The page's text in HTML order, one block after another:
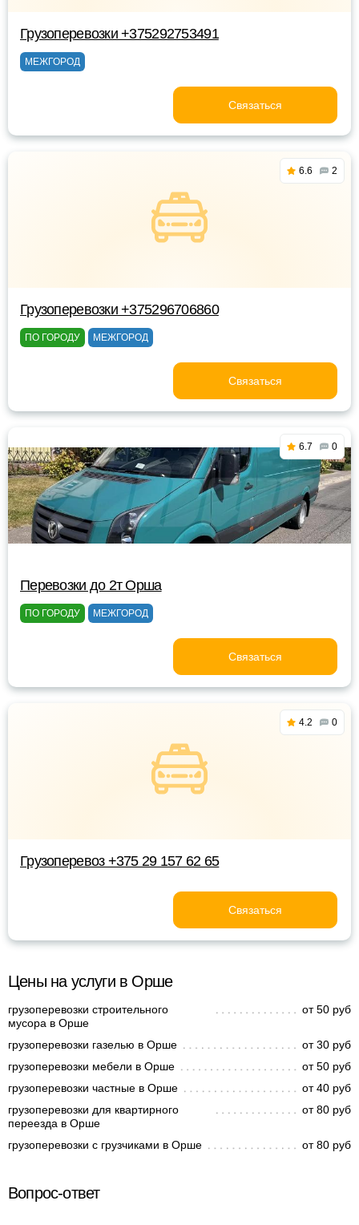
Грузоперевозки +375292753491
МЕЖГОРОД
Связаться
6.6 2
Грузоперевозки +375296706860
ПО ГОРОДУ МЕЖГОРОД
Связаться
6.7 0
Перевозки до 2т Орша
ПО ГОРОДУ МЕЖГОРОД
Связаться
4.2 0
Грузоперевоз +375 29 157 62 65
Связаться
Цены на услуги в Орше
грузоперевозки строительного
мусора в Орше
от 50 руб
грузоперевозки газелью в Орше
от 30 руб
грузоперевозки мебели в Орше
от 50 руб
грузоперевозки частные в Орше
от 40 руб
грузоперевозки для квартирного
переезда в Орше
от 80 руб
грузоперевозки с грузчиками в Орше от 80 руб
Вопрос-ответ